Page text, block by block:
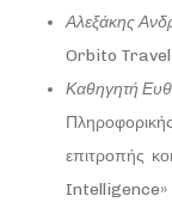
Αλεξάκης
Orbito Travel
Καθηγητή
επιτροπής
Intelligence»